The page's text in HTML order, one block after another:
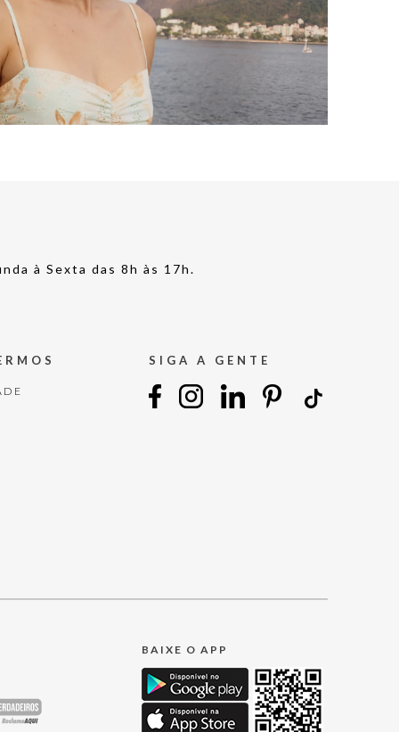
à Sexta das 8h às 17h.
SIGA A GENTE
BAIXE O APP